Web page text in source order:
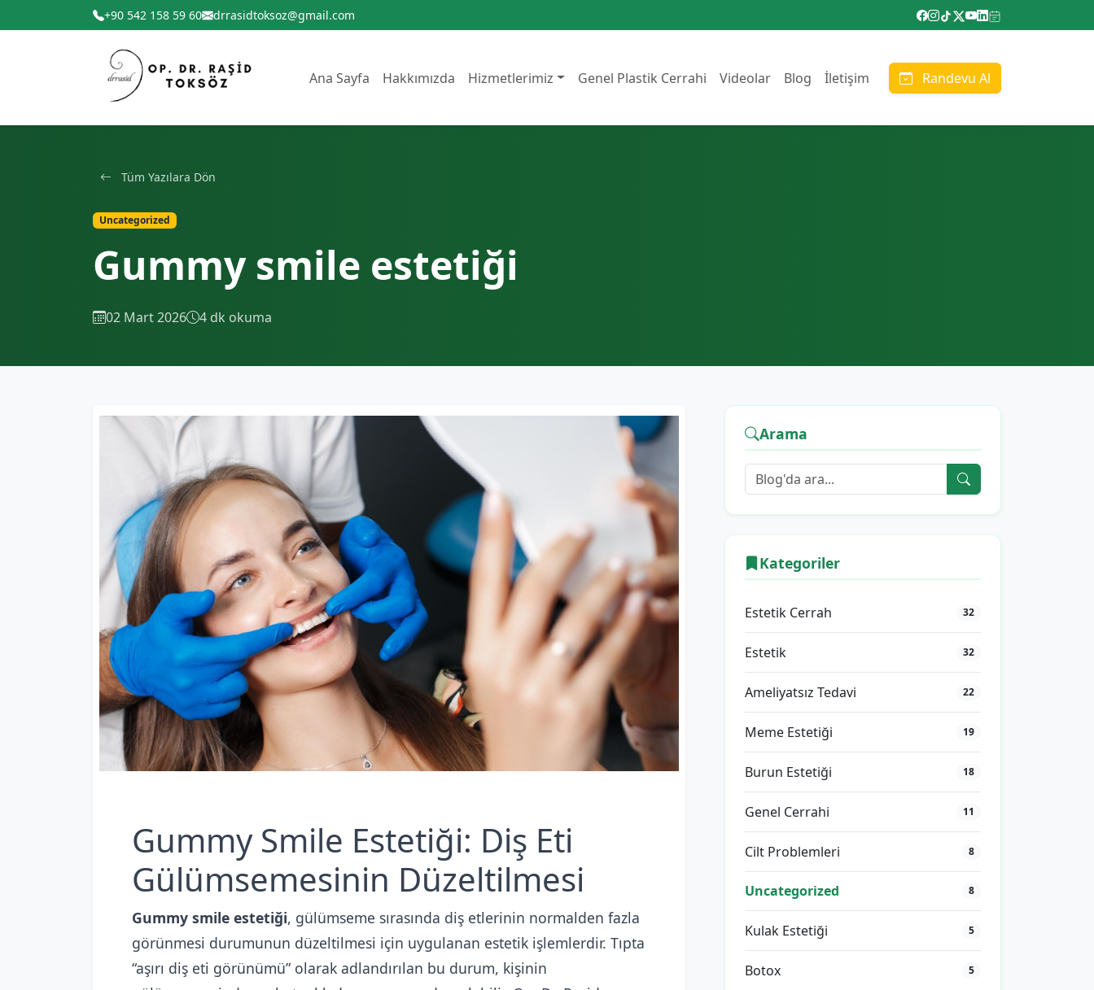
+90 542 158 59 60 drrasidtoksoz@gmail.com
Ana Sayfa Hakkımızda Hizmetlerimiz Genel Plastik Cerrahi Videolar Blog İletişim Randevu Al
Tüm Yazılara Dön
Uncategorized
Gummy smile estetiği
02 Mart 2026 4 dk okuma
Gummy Smile Estetiği: Diş Eti
Gülümsemesinin Düzeltilmesi
Gummy smile estetiği, gülümseme sırasında diş etlerinin normalden fazla
görünmesi durumunun düzeltilmesi için uygulanan estetik işlemlerdir. Tıpta
“aşırı diş eti görünümü” olarak adlandırılan bu durum, kişinin
Arama
Kategoriler
Estetik Cerrah 32
Estetik 32
Ameliyatsız Tedavi 22
Meme Estetiği 19
Burun Estetiği 18
Genel Cerrahi 11
Cilt Problemleri 8
Uncategorized 8
Kulak Estetiği 5
Botox 5